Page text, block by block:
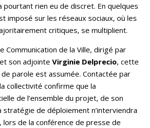
pourtant rien eu de discret. En quelques
imposé sur les réseaux sociaux, où les
critiques, se multiplient.
Communication de la Ville, dirigé par
et son adjointe Virginie Delprecio, cette
parole est assumée. Contactée par
collectivité confirme que la
de l’ensemble du projet, de son
de déploiement n’interviendra
lors de la conférence de presse de